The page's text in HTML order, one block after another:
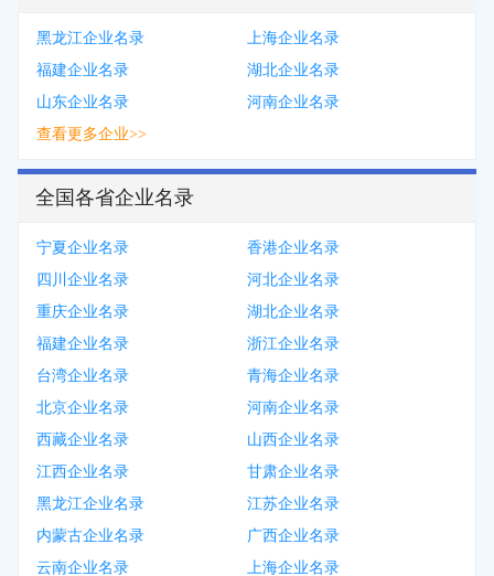
黑龙江企业名录
上海企业名录
福建企业名录
湖北企业名录
山东企业名录
河南企业名录
查看更多企业>>
全国各省企业名录
宁夏企业名录
香港企业名录
四川企业名录
河北企业名录
重庆企业名录
湖北企业名录
福建企业名录
浙江企业名录
台湾企业名录
青海企业名录
北京企业名录
河南企业名录
西藏企业名录
山西企业名录
江西企业名录
甘肃企业名录
黑龙江企业名录
江苏企业名录
内蒙古企业名录
广西企业名录
云南企业名录
上海企业名录